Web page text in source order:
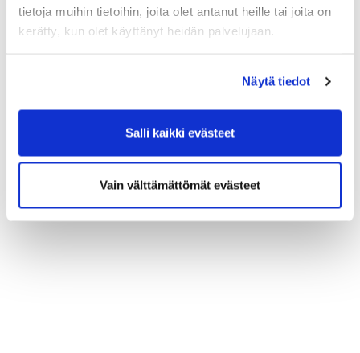
tietoja muihin tietoihin, joita olet antanut heille tai joita on
kerätty, kun olet käyttänyt heidän palvelujaan.
Näytä tiedot
Salli kaikki evästeet
Vain välttämättömät evästeet